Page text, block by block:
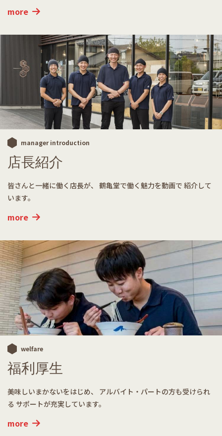
more
manager introduction
店長紹介
皆さんと一緒に働く店長が、 鶴亀堂で働く魅力を動画で 紹介して
います。
more
welfare
福利厚生
美味しいまかないをはじめ、
アルバイト・パートの方も受けられ
る サポートが充実しています。
more